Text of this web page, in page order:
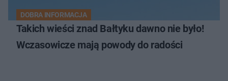
DOBRA INFORMACJA
Takich wieści znad Bałtyku dawno nie było!
Wczasowicze mają powody do radości